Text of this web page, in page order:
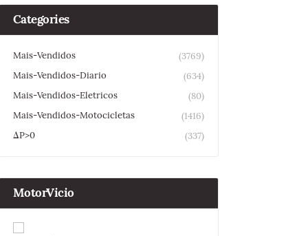
Categories
Mais-Vendidos
(3769)
Mais-Vendidos-Diario
(634)
Mais-Vendidos-Eletricos
(80)
Mais-Vendidos-Motocicletas
(1416)
ΔP>0
(337)
MotorVicio